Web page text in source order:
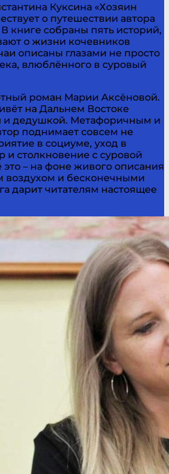
Куксина «Хозяин
о путешествии автора
книге собраны пять историй,
о жизни кочевников
описаны глазами не просто
влюблённого в суровый
роман Марии Аксёновой.
на Дальнем Востоке
и дедушкой. Метафоричным и
поднимает совсем не
в социуме, уход в
столкновение с суровой
это – на фоне живого описания
воздухом и бесконечными
дарит читателям настоящее